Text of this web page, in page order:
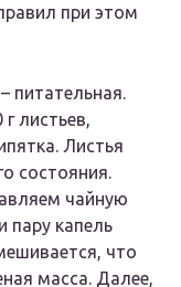
при этом
питательная.
листьев,
Листья
состояния.
чайную
пару капель
что
масса. Далее,